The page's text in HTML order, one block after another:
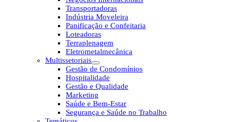
Transportadoras
Indústria Moveleira
Panificação e Confeitaria
Loteadoras
Terraplenagem
Eletrometalmecânica
Multissetoriais
Gestão de Condomínios
Hospitalidade
Gestão e Qualidade
Marketing
Saúde e Bem-Estar
Segurança e Saúde no Trabalho